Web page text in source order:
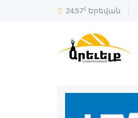
24.57c Երեվան